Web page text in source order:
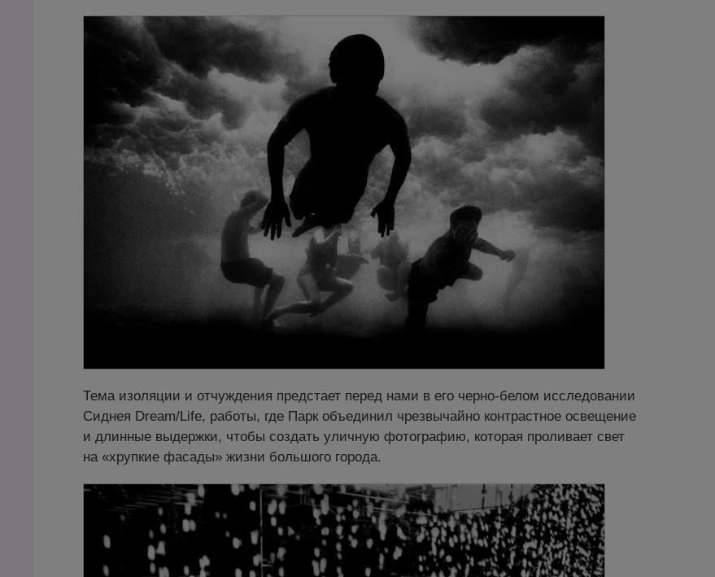
Тема изоляции и отчуждения предстает перед нами в его черно-белом исследовании
Сиднея Dream/Life, работы, где Парк объединил чрезвычайно контрастное освещение
и длинные выдержки, чтобы создать уличную фотографию, которая проливает свет
на «хрупкие фасады» жизни большого города.